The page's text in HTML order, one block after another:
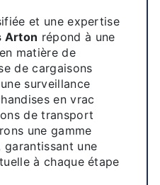
et une expertise
Arton répond à une
matière de
de cargaisons
surveillance
en vrac
de transport
une gamme
une
à chaque étape